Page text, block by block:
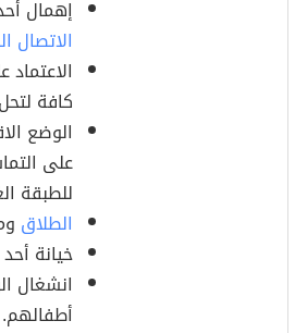
إهمال
الاتصال
كافة
الوضع
على
للطبقة
الطلاق
خيانة
انشغال
أطفالهم.